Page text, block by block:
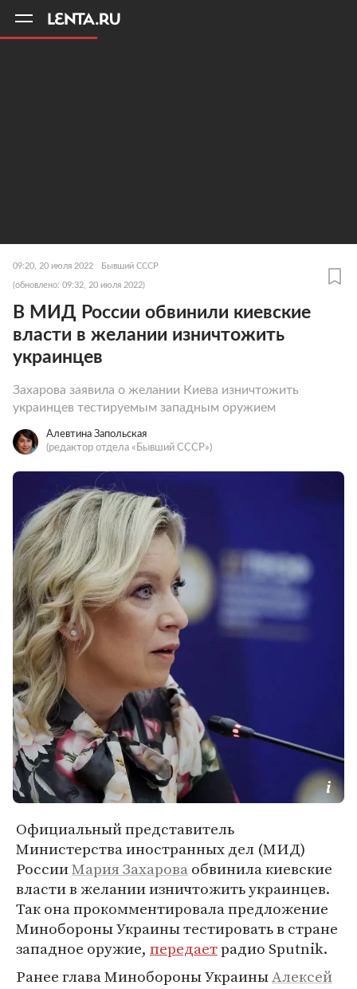
09:20, 20 июля 2022 Бывший СССР
(обновлено: 09:32, 20 июля 2022)
В МИД России обвинили киевские
власти в желании изничтожить
украинцев
Захарова заявила о желании Киева изничтожить
украинцев тестируемым западным оружием
Алевтина Запольская
(редактор отдела «Бывший СССР»)
Официальный представитель
Министерства иностранных дел (МИД)
РоссииМария Захароваобвинила киевские
власти в желании изничтожить украинцев.
Так она прокомментировала предложение
Минобороны Украины тестировать в стране
западное оружие, передаетрадио Sputnik.
Ранее глава Минобороны УкраиныАлексей